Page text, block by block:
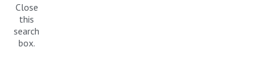
Close
this
search
box.